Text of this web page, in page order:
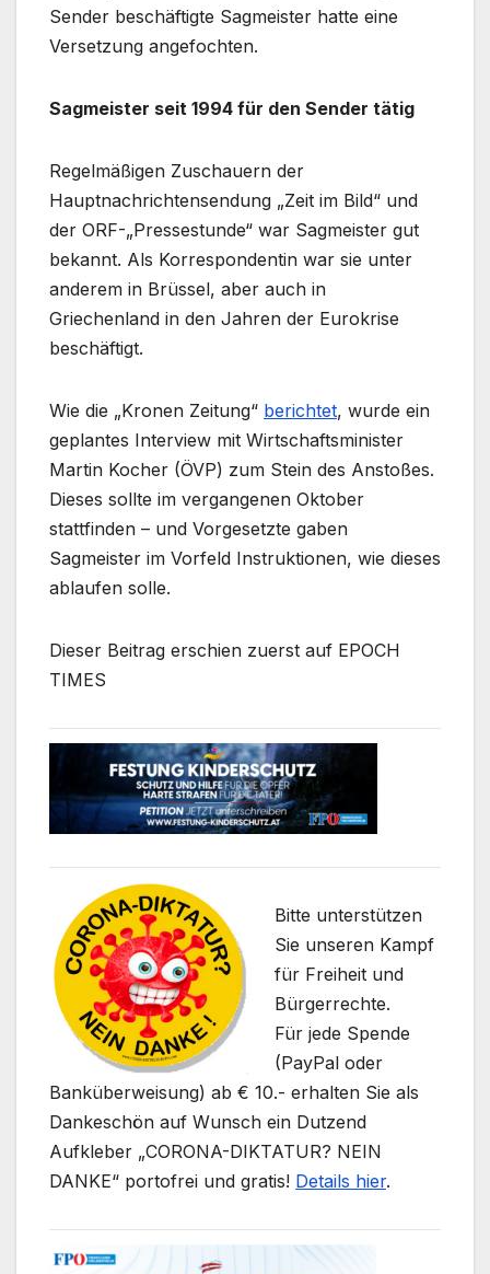
Sender beschäftigte Sagmeister hatte eine
Versetzung angefochten.
Sagmeister seit 1994 für den Sender tätig
Regelmäßigen Zuschauern der
Hauptnachrichtensendung „Zeit im Bild“ und
der ORF-„Pressestunde“ war Sagmeister gut
bekannt. Als Korrespondentin war sie unter
anderem in Brüssel, aber auch in
Griechenland in den Jahren der Eurokrise
beschäftigt.
Wie die „Kronen Zeitung“ berichtet, wurde ein
geplantes Interview mit Wirtschaftsminister
Martin Kocher (ÖVP) zum Stein des Anstoßes.
Dieses sollte im vergangenen Oktober
stattfinden – und Vorgesetzte gaben
Sagmeister im Vorfeld Instruktionen, wie dieses
ablaufen solle.
Dieser Beitrag erschien zuerst auf EPOCH
TIMES
Bitte unterstützen
Sie unseren Kampf
für Freiheit und
Bürgerrechte.
Für jede Spende
(PayPal oder
Banküberweisung) ab € 10.- erhalten Sie als
Dankeschön auf Wunsch ein Dutzend
Aufkleber „CORONA-DIKTATUR? NEIN
DANKE“ portofrei und gratis! Details hier.